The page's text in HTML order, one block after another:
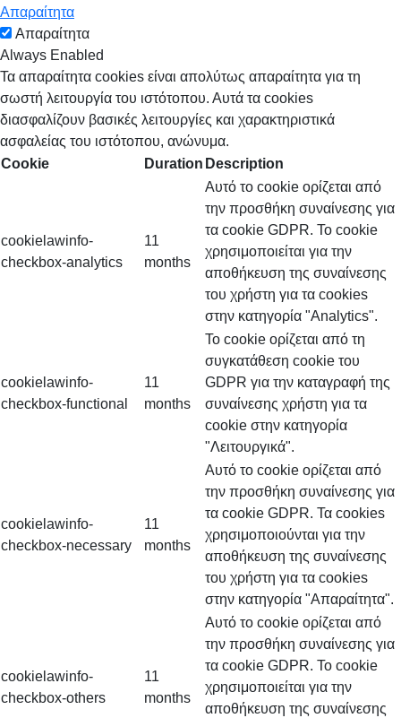
Απαραίτητα
Απαραίτητα
Always Enabled
Τα απαραίτητα cookies είναι απολύτως απαραίτητα για τη
σωστή λειτουργία του ιστότοπου. Αυτά τα cookies
διασφαλίζουν βασικές λειτουργίες και χαρακτηριστικά
ασφαλείας του ιστότοπου, ανώνυμα.
Cookie
Duration Description
cookielawinfo-
checkbox-analytics
11
months
Αυτό το cookie ορίζεται από
την προσθήκη συναίνεσης για
τα cookie GDPR. Το cookie
χρησιμοποιείται για την
αποθήκευση της συναίνεσης
του χρήστη για τα cookies
στην κατηγορία "Analytics".
cookielawinfo-
checkbox-functional
11
months
Το cookie ορίζεται από τη
συγκατάθεση cookie του
GDPR για την καταγραφή της
συναίνεσης χρήστη για τα
cookie στην κατηγορία
"Λειτουργικά".
cookielawinfo-
checkbox-necessary
11
months
Αυτό το cookie ορίζεται από
την προσθήκη συναίνεσης για
τα cookie GDPR. Τα cookies
χρησιμοποιούνται για την
αποθήκευση της συναίνεσης
του χρήστη για τα cookies
στην κατηγορία "Απαραίτητα".
cookielawinfo-
checkbox-others
11
months
Αυτό το cookie ορίζεται από
την προσθήκη συναίνεσης για
τα cookie GDPR. Το cookie
χρησιμοποιείται για την
αποθήκευση της συναίνεσης